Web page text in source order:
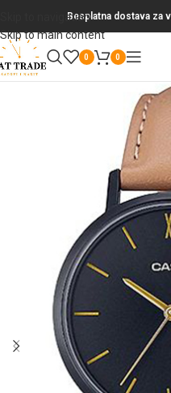
Skip to navigation
Skip to main content
Besplatna dostava za
0 0